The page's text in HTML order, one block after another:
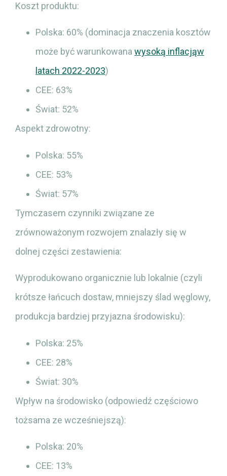
Koszt produktu:
Polska: 60% (dominacja znaczenia kosztów
może być warunkowanawysoką inflacjąw
latach 2022-2023)
CEE: 63%
Świat: 52%
Aspekt zdrowotny:
Polska: 55%
CEE: 53%
Świat: 57%
Tymczasem czynniki związane ze
zrównoważonym rozwojem znalazły się w
dolnej części zestawienia:
Wyprodukowano organicznie lub lokalnie (czyli
krótsze łańcuch dostaw, mniejszy ślad węglowy,
produkcja bardziej przyjazna środowisku):
Polska: 25%
CEE: 28%
Świat: 30%
Wpływ na środowisko (odpowiedź częściowo
tożsama ze wcześniejszą):
Polska: 20%
CEE: 13%